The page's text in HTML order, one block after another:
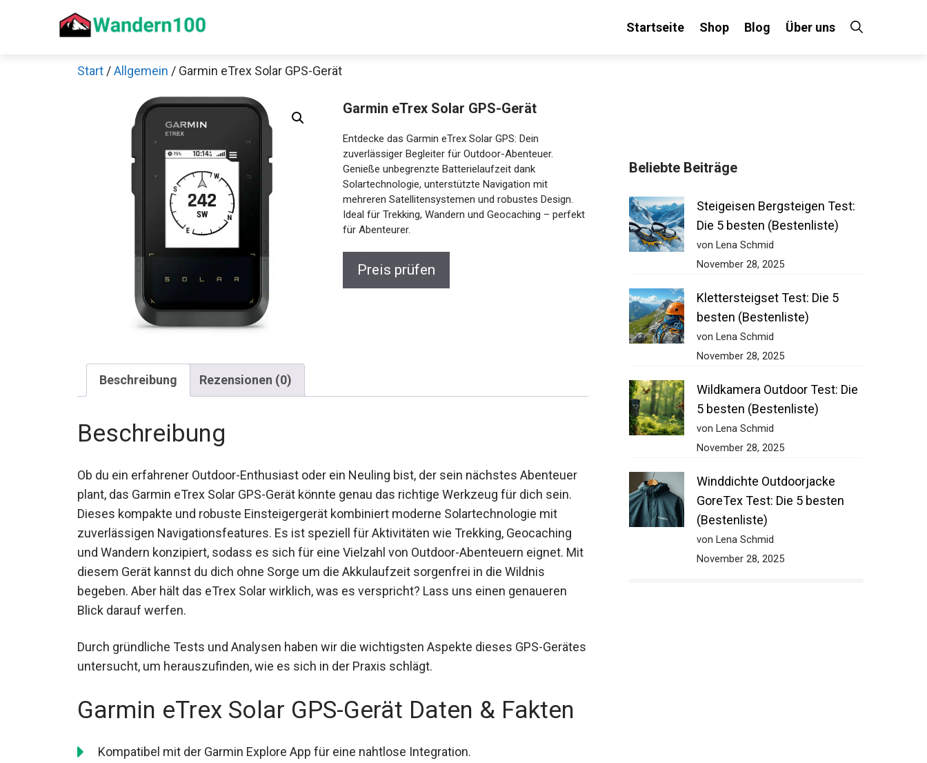
Startseite Shop Blog Über uns
Start /Allgemein / Garmin eTrex Solar GPS-Gerät
Garmin eTrex Solar GPS-Gerät
Entdecke das Garmin eTrex Solar GPS: Dein
zuverlässiger Begleiter für Outdoor-Abenteuer.
Genieße unbegrenzte Batterielaufzeit dank
Solartechnologie, unterstützte Navigation mit
mehreren Satellitensystemen und robustes Design.
Ideal für Trekking, Wandern und Geocaching –
perfekt für Abenteurer.
Preis prüfen
Beschreibung Rezensionen (0)
Beschreibung
Ob du ein erfahrener Outdoor-Enthusiast oder ein Neuling bist, der sein nächstes Abenteuer
plant, das Garmin eTrex Solar GPS-Gerät könnte genau das richtige Werkzeug für dich sein.
Dieses kompakte und robuste Einsteigergerät kombiniert moderne Solartechnologie mit
zuverlässigen Navigationsfeatures. Es ist speziell für Aktivitäten wie Trekking, Geocaching
und Wandern konzipiert, sodass es sich für eine Vielzahl von Outdoor-Abenteuern eignet.
Mit diesem Gerät kannst du dich ohne Sorge um die Akkulaufzeit sorgenfrei in die Wildnis
begeben. Aber hält das eTrex Solar wirklich, was es verspricht? Lass uns einen genaueren
Blick darauf werfen.
Durch gründliche Tests und Analysen haben wir die wichtigsten Aspekte dieses GPS-
Gerätes untersucht, um herauszufinden, wie es sich in der Praxis schlägt.
Garmin eTrex Solar GPS-Gerät Daten & Fakten
Kompatibel mit der Garmin Explore App für eine nahtlose Integration.
Beliebte Beiträge
Steigeisen Bergsteigen Test:
Die 5 besten (Bestenliste)
von Lena Schmid
November 28, 2025
Klettersteigset Test: Die 5
besten (Bestenliste)
von Lena Schmid
November 28, 2025
Wildkamera Outdoor Test: Die
5 besten (Bestenliste)
von Lena Schmid
November 28, 2025
Winddichte Outdoorjacke
GoreTex Test: Die 5 besten
(Bestenliste)
von Lena Schmid
November 28, 2025
Decathlon Sale
Schaue dir jetzt die meistverkauften Produkte im Sale bei Decathlon an!
Jetzt anschauen